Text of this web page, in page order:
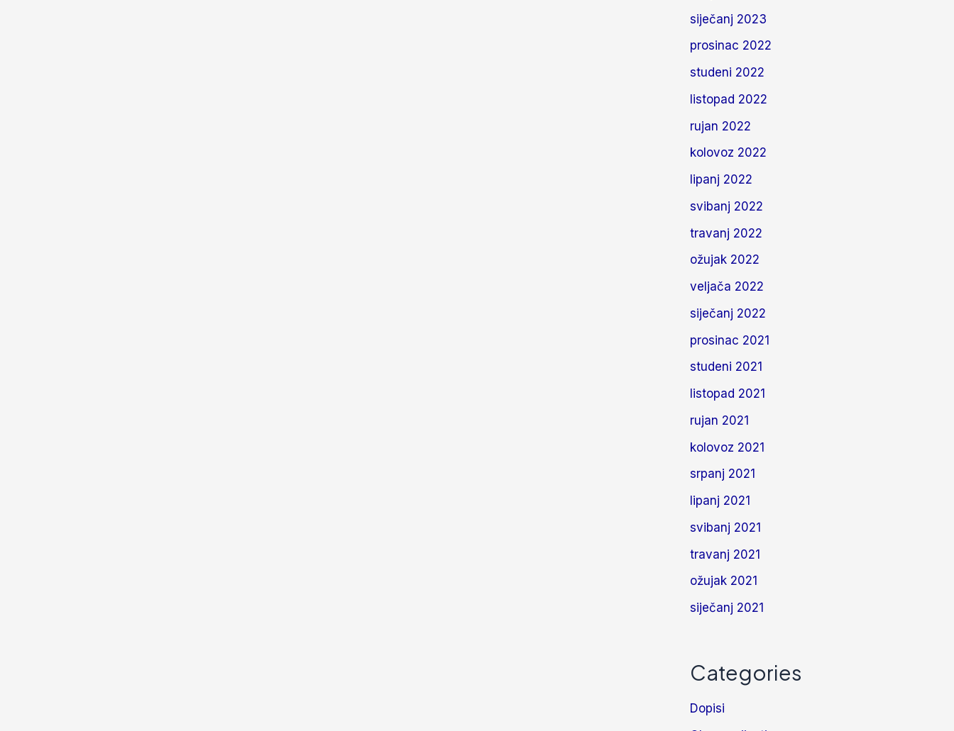
siječanj 2023
prosinac 2022
studeni 2022
listopad 2022
rujan 2022
kolovoz 2022
lipanj 2022
svibanj 2022
travanj 2022
ožujak 2022
veljača 2022
siječanj 2022
prosinac 2021
studeni 2021
listopad 2021
rujan 2021
kolovoz 2021
srpanj 2021
lipanj 2021
svibanj 2021
travanj 2021
ožujak 2021
siječanj 2021
Categories
Dopisi